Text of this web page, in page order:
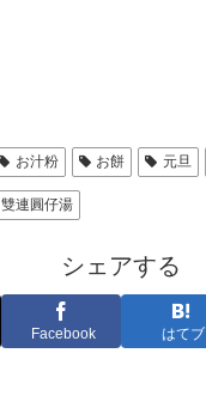
お汁粉 お餅 元旦
雙連圓仔湯
シェアする
Facebook はてブ